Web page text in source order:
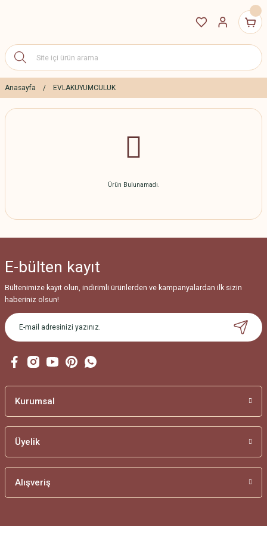
Anasayfa EVLAKUYUMCULUK
Ürün Bulunamadı.
E-bülten kayıt
Bültenimize kayıt olun, indirimli ürünlerden ve kampanyalardan ilk sizin
haberiniz olsun!
Kurumsal
Üyelik
Alışveriş